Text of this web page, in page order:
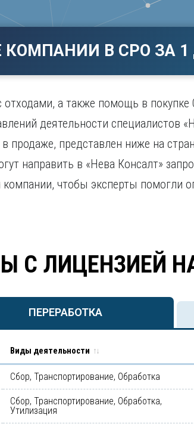
Мурманск
Н
Новокузнецк
Новосибирск
Сочи
КОМПАНИИ В СРО ЗА 1
отходами, а также помощь в
деятельности специалистов
представлен ниже на
направить в «Нева Консалт»
чтобы эксперты помогли
С ЛИЦЕНЗИЕЙ
ПЕРЕРАБОТКА
Виды деятельности
Сбор, Транспортирование, Обработка
Сбор, Транспортирование, Обработка,
Утилизация